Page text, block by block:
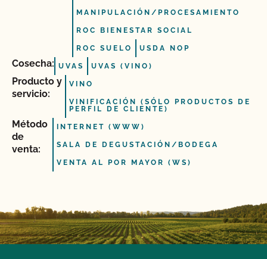
MANIPULACIÓN/PROCESAMIENTO
ROC BIENESTAR SOCIAL
ROC SUELO USDA NOP
Cosecha: UVAS UVAS (VINO)
Producto y
servicio:
VINO
VINIFICACIÓN (SÓLO PRODUCTOS DE
PERFIL DE CLIENTE)
Método
de
venta:
INTERNET (WWW)
SALA DE DEGUSTACIÓN/BODEGA
VENTA AL POR MAYOR (WS)